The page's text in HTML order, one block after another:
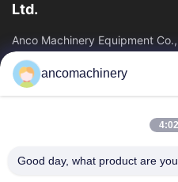
Ltd.
Anco Machinery Equipment Co.,
সদর দপ্তর চীনের জিয়াংসু প্রদেশের সুঝো
গুরুত্বপূর্ণ সংযোগ
কারখানা ভ্রমণ
ancomachinery
Good day, what product are